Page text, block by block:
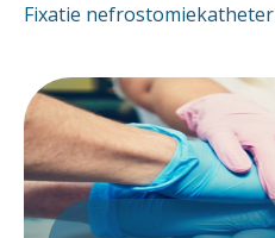
Fixatie nefrostomiekatheter